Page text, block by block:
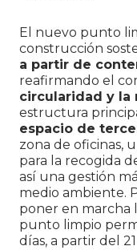
El nuevo punto
construcción
a partir de
reafirmando el
circularidad y la
estructura
espacio de
zona de oficinas,
para la recogida
así una gestión
medio ambiente.
poner en marcha
punto limpio
días, a partir del